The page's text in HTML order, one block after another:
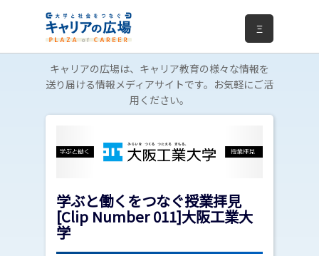
Ξ
キャリアの広場は、キャリア教育の様々な情報を
送り届ける情報メディアサイトです。お気軽にご活
用ください。
学ぶと働くをつなぐ授業拝見
[Clip Number 011]大阪工業大
学